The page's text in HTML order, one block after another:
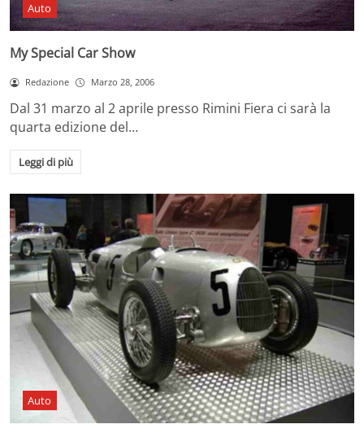
Auto
My Special Car Show
Redazione Marzo 28, 2006
Dal 31 marzo al 2 aprile presso Rimini Fiera ci sarà la
quarta edizione del…
Leggi di più
Auto